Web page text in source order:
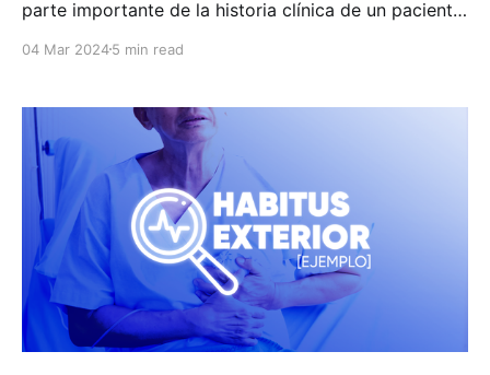
parte importante de la historia clínica de un paciente.
relevante sobre la vida del paciente que no está
médicas. Los antecedentes personales no
patológicos suelen incluirse en la sección de
"Antecedentes Personales"
04 Mar 20245 min read